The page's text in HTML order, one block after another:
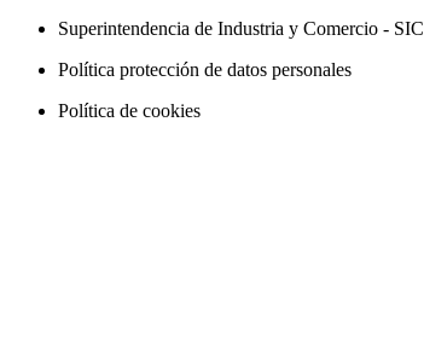
Superintendencia de Industria y Comercio - SIC
Política protección de datos personales
Política de cookies